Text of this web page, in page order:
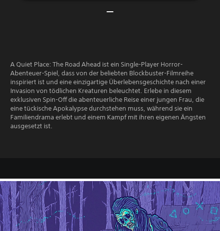
A Quiet Place: The Road Ahead ist ein Single-Player Horror-
Abenteuer-Spiel, dass von der beliebten Blockbuster-Filmreihe
inspiriert ist und eine einzigartige Überlebensgeschichte nach einer
Invasion von tödlichen Kreaturen beleuchtet. Erlebe in diesem
exklusiven Spin-Off die abenteuerliche Reise einer jungen Frau, die
eine tückische Apokalypse durchstehen muss, während sie ein
Familiendrama erlebt und einem Kampf mit ihren eigenen Ängsten
ausgesetzt ist.